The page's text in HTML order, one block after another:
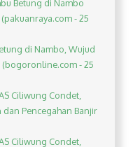
Betung di Nambo
- 25
di Nambo, Wujud
(bogoronline.com - 25
Ciliwung Condet,
Pencegahan Banjir
Ciliwung Condet,